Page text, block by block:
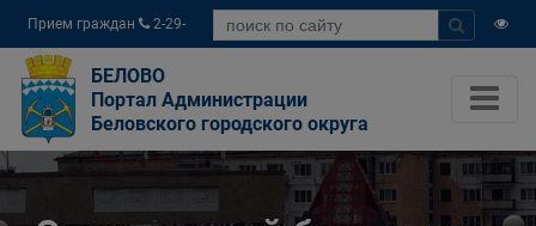
Прием граждан
2-29-
04
БЕЛОВО
Портал Администрации
Беловского городского округа